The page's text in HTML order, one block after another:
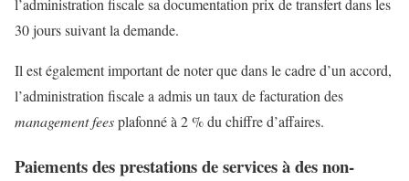
l’administration fiscale sa documentation prix de transfert dans les
30 jours suivant la demande.
Il est également important de noter que dans le cadre d’un accord,
l’administration fiscale a admis un taux de facturation des
management feesplafonné à 2 % du chiffre d’affaires.
Paiements des prestations de services à des non-